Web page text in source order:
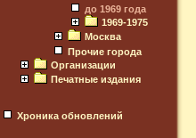
до 1969 года
1969-1975
Москва
Прочие города
Организации
Печатные издания
Хроника обновлений